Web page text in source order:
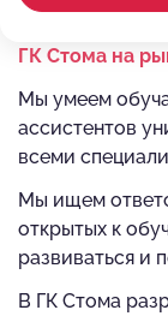
ГК Стома на
Мы умеем
ассистентов
всеми
Мы ищем
открытых к
развиваться и
В ГК Стома